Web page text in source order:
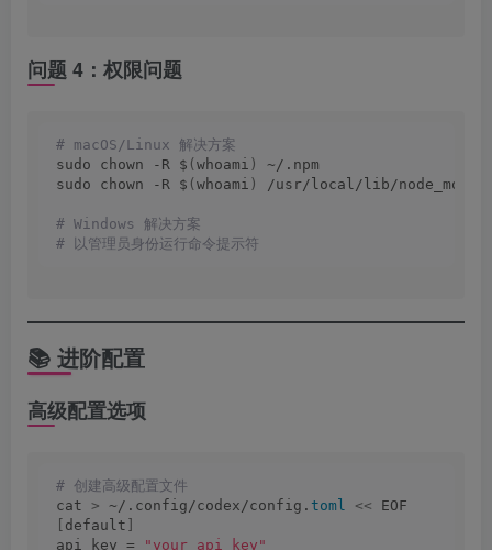
问题 4：权限问题
# macOS/Linux 解决方案
sudo chown -R $ (whoami )
~/.npm
sudo chown -R $ (whoami ) /usr/local/lib/
# Windows 解决方案
# 以管理员身份运行命令提示符
📚 进阶配置
高级配置选项
# 创建高级配置文件
cat > ~/.config/codex/config. toml << EOF
[ default ]
api_key =
"your_api_key"